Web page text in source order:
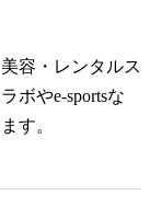
容・レンタルス
ボやe-sportsな
す。